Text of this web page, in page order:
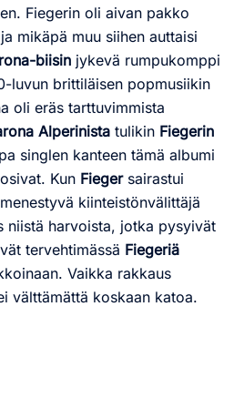
Fiegerin oli aivan pakko
mikäpä muu siihen auttaisi
biisin jykevä rumpukomppi
luvun brittiläisen popmusiikin
oli eräs tarttuvimmista
Alperinista tulikin Fiegerin
singlen kanteen tämä albumi
Kun Fiegersairastui
kiinteistönvälittäjä
niistä harvoista, jotka pysyivät
tervehtimässä Fiegeriä
Vaikka rakkaus
välttämättä koskaan katoa.